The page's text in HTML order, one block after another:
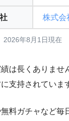
株式会
2026年8月1日現在
は長くありませ
支持されていま
料ガチャなど毎